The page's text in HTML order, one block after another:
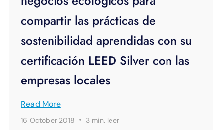
compartir las prácticas de
sostenibilidad aprendidas con su
certificación LEED Silver con las
empresas locales
Read More
16 October 2018 · 3 min. leer